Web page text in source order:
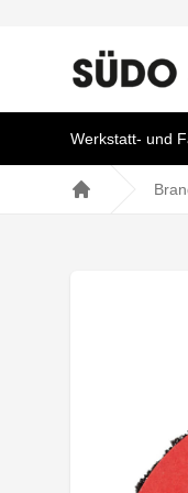
Werkstatt- und